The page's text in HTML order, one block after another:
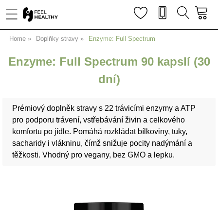
Home Doplňky stravy Enzyme: Full Spectrum
Enzyme: Full Spectrum 90 kapslí (30
dní)
Prémiový doplněk stravy s 22 trávicími enzymy a ATP
pro podporu trávení, vstřebávání živin a celkového
komfortu po jídle. Pomáhá rozkládat bílkoviny, tuky,
sacharidy i vlákninu, čímž snižuje pocity nadýmání a
těžkosti. Vhodný pro vegany, bez GMO a lepku.